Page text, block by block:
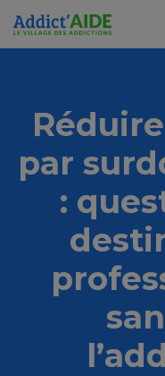
Aller au contenu
par
:
Panneau de gestion